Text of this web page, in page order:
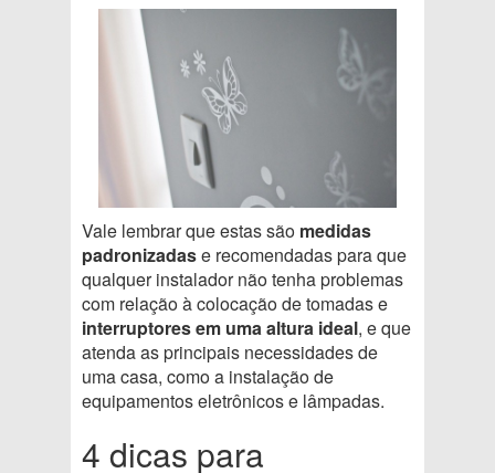
Vale lembrar que estas são medidas
padronizadase recomendadas para que
qualquer instalador não tenha problemas
com relação à colocação de tomadas e
interruptores em uma altura ideal, e que
atenda as principais necessidades de
uma casa, como a instalação de
equipamentos eletrônicos e lâmpadas.
4 dicas para